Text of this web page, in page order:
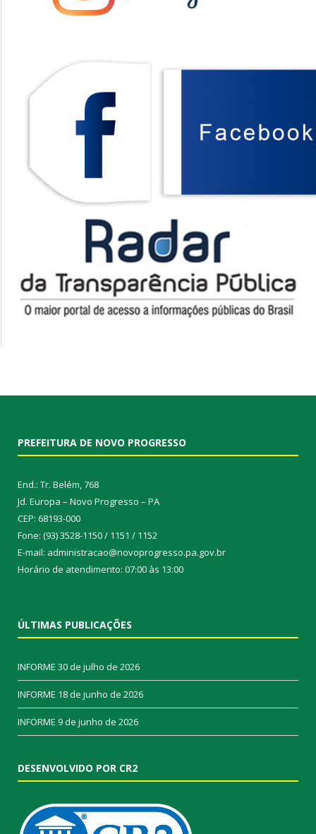
PREFEITURA DE NOVO PROGRESSO
End.: Tr. Belém, 768
Jd. Europa – Novo Progresso – PA
CEP: 68193-000
Fone: (93) 3528-1150 / 1151 / 1152
E-mail: administracao@novoprogresso.pa.gov.br
Horário de atendimento: 07:00 às 13:00
ÚLTIMAS PUBLICAÇÕES
INFORME 30 de julho de 2026
INFORME 18 de junho de 2026
INFORME 9 de junho de 2026
DESENVOLVIDO POR CR2